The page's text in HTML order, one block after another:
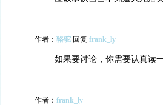
作者： 骆驼 回复 frank_ly
如果要讨论，你需要认真读
作者： frank_ly